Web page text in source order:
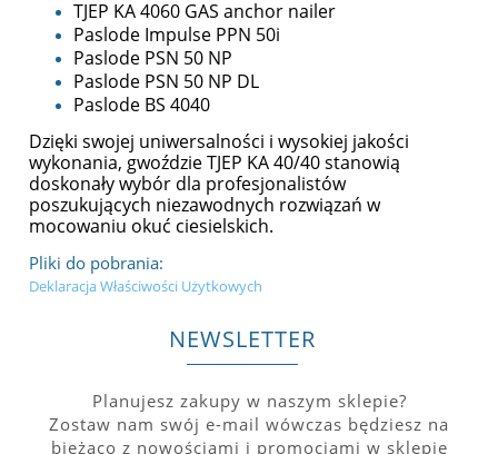
TJEP KA 4060 GAS anchor nailer
Paslode Impulse PPN 50i
Paslode PSN 50 NP
Paslode PSN 50 NP DL
Paslode BS 4040
Dzięki swojej uniwersalności i wysokiej jakości
wykonania, gwoździe TJEP KA 40/40 stanowią
doskonały wybór dla profesjonalistów
poszukujących niezawodnych rozwiązań w
mocowaniu okuć ciesielskich.
Pliki do pobrania:
Deklaracja Właściwości Użytkowych
NEWSLETTER
Planujesz zakupy w naszym sklepie?
Zostaw nam swój e-mail wówczas będziesz na
bieżąco z nowościami i promocjami w sklepie